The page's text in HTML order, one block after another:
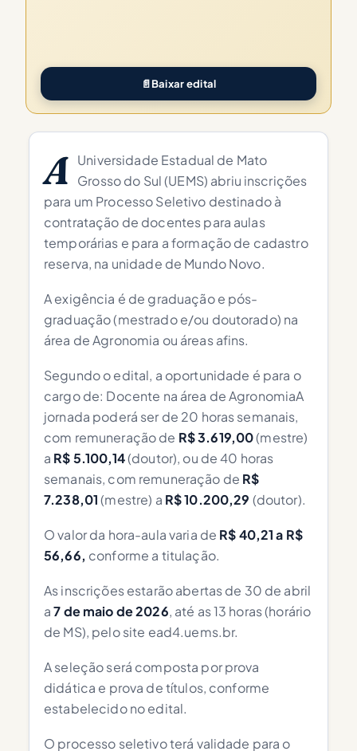
📄Baixar edital
A Universidade Estadual de Mato
Grosso do Sul (UEMS) abriu inscrições
para um Processo Seletivo destinado à
contratação de docentes para aulas
temporárias e para a formação de cadastro
reserva, na unidade de Mundo Novo.
A exigência é de graduação e pós-
graduação (mestrado e/ou doutorado) na
área de Agronomia ou áreas afins.
Segundo o edital, a oportunidade é para o
cargo de: Docente na área de AgronomiaA
jornada poderá ser de 20 horas semanais,
com remuneração de R$ 3.619,00(mestre)
a R$ 5.100,14(doutor), ou de 40 horas
semanais, com remuneração de R$
7.238,01(mestre) a R$ 10.200,29 (doutor).
O valor da hora-aula varia de R$ 40,21 a R$
56,66, conforme a titulação.
As inscrições estarão abertas de 30 de abril
a7 de maio de 2026, até as 13 horas (horário
de MS), pelo site ead4.uems.br.
A seleção será composta por prova
didática e prova de títulos, conforme
estabelecido no edital.
O processo seletivo terá validade para o